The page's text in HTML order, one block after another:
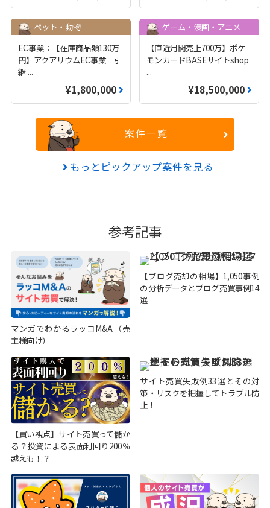
ペット・動物
EC事業：【在庫商品額130万
円】アクアリウムEC事業｜引
継 ...
¥1,800,000
ゲーム・漫画・アニメ
【直近月間売上700万】ポケ
モンカードBASEサイトshop
...
¥18,500,000
案件一覧
もっとピックアップ案件を見る
参考記事
マンガでわかるラッコM&A（売
主様向け）
【ブログ売却の相場】1,050事例
の分析データとブログ売買事例14
選
【買い視点】サイト売買って儲か
る？投資による表面利回り200％
越えも！？
サイト売買失敗例33選とその対
策・リスクを把握してトラブル防
止！